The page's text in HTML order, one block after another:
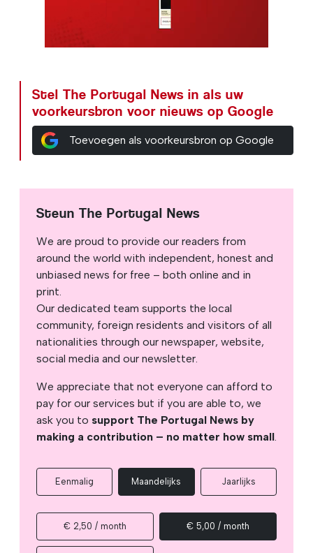
Stel The Portugal News in als uw
voorkeursbron voor nieuws op Google
Toevoegen als voorkeursbron op Google
Steun The Portugal News
We are proud to provide our readers from
around the world with independent, honest and
unbiased news for free – both online and in
print.
Our dedicated team supports the local
community, foreign residents and visitors of all
nationalities through our newspaper, website,
social media and our newsletter.
We appreciate that not everyone can afford to
pay for our services but if you are able to, we
ask you to support The Portugal News by
making a contribution – no matter how small.
Eenmalig Maandelijks Jaarlijks
€ 2,50 / month € 5,00 / month